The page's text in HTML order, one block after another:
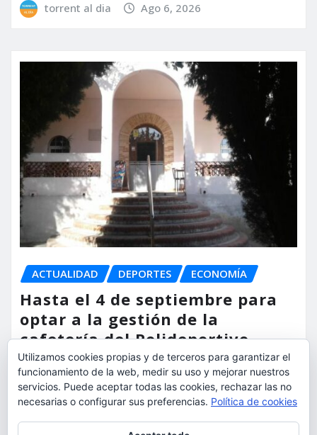
torrent al dia Ago 6, 2026
ACTUALIDAD DEPORTES ECONOMÍA
Hasta el 4 de septiembre para
optar a la gestión de la
cafetería del Polideportivo
Anabel Medina de Torrent
torrent al dia Ago 6, 2026
Utilizamos cookies propias y de terceros para garantizar el
funcionamiento de la web, medir su uso y mejorar nuestros
servicios. Puede aceptar todas las cookies, rechazar las no
necesarias o configurar sus preferencias. Política de cookies